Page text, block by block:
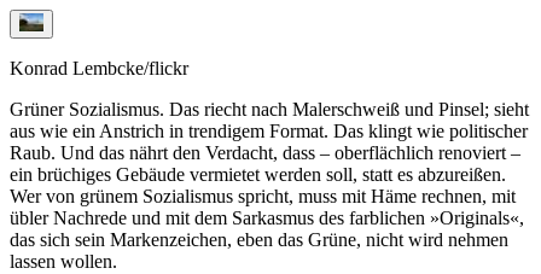
Konrad Lembcke/flickr
Grüner Sozialismus. Das riecht nach Malerschweiß und Pinsel; sieht
aus wie ein Anstrich in trendigem Format. Das klingt wie politischer
Raub. Und das nährt den Verdacht, dass – oberflächlich renoviert –
ein brüchiges Gebäude vermietet werden soll, statt es abzureißen.
Wer von grünem Sozialismus spricht, muss mit Häme rechnen, mit
übler Nachrede und mit dem Sarkasmus des farblichen »Originals«,
das sich sein Markenzeichen, eben das Grüne, nicht wird nehmen
lassen wollen.